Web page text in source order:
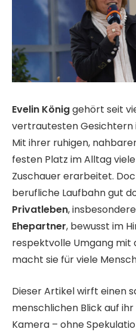
Evelin Königgehört seit
vertrautesten Gesichtern
Mit ihrer ruhigen,
festen Platz im Alltag
Zuschauer erarbeitet.
berufliche Laufbahn gut
Privatleben,
Ehepartner, bewusst im
respektvolle Umgang mit
macht sie für viele
Dieser Artikel wirft einen
menschlichen Blick auf
Kamera – ohne